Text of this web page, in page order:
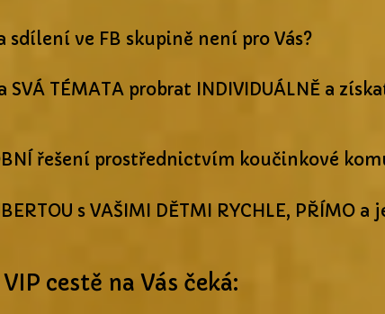
sdílení ve FB skupině není pro Vás?
TÉMATA probrat INDIVIDUÁLNĚ a
řešení prostřednictvím koučinkové
s VAŠIMI DĚTMI RYCHLE, PŘÍMO a
cestě na Vás čeká: